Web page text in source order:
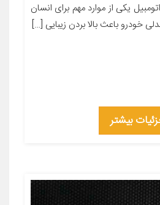
یکی از موارد مهم برای انسان
خودرو باعث بالا بردن زیبایی […]
بیشتر